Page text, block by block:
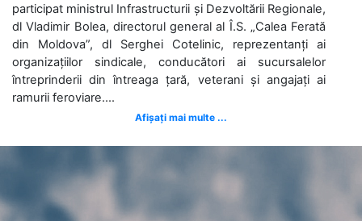
participat ministrul Infrastructurii și Dezvoltării Regionale,
dl Vladimir Bolea, directorul general al Î.S. „Calea Ferată
din Moldova”, dl Serghei Cotelinic, reprezentanți ai
organizațiilor sindicale, conducători ai sucursalelor
întreprinderii din întreaga țară, veterani și angajați ai
ramurii feroviare....
Afișați mai multe ...